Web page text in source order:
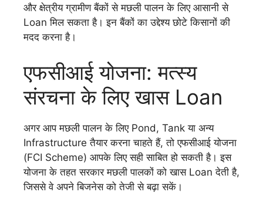
और क्षेत्रीय ग्रामीण बैंकों से मछली पालन के लिए आसानी से
Loan मिल सकता है। इन बैंकों का उद्देश्य छोटे किसानों की
मदद करना है।
एफसीआई योजना: मत्स्य
संरचना के लिए खास Loan
अगर आप मछली पालन के लिए Pond, Tank या अन्य
Infrastructure तैयार करना चाहते हैं, तो एफसीआई योजना
(FCI Scheme) आपके लिए सही साबित हो सकती है। इस
योजना के तहत सरकार मछली पालकों को खास Loan देती है,
जिससे वे अपने बिजनेस को तेजी से बढ़ा सकें।